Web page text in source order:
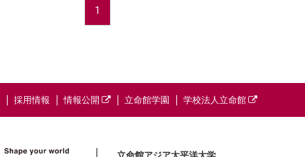
1
採用情報 情報公開 立命館学園 学校法人立命館
立命館アジア太平洋大学